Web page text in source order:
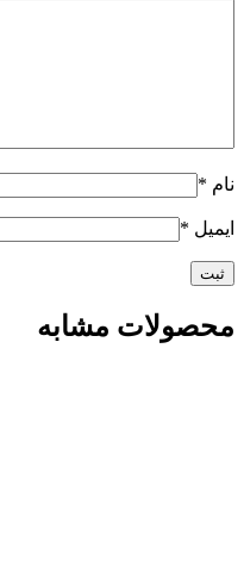
نام *
ایمیل *
محصولات مشابه